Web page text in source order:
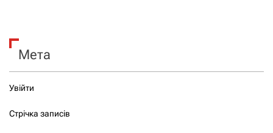
Мета
Увійти
Стрічка записів